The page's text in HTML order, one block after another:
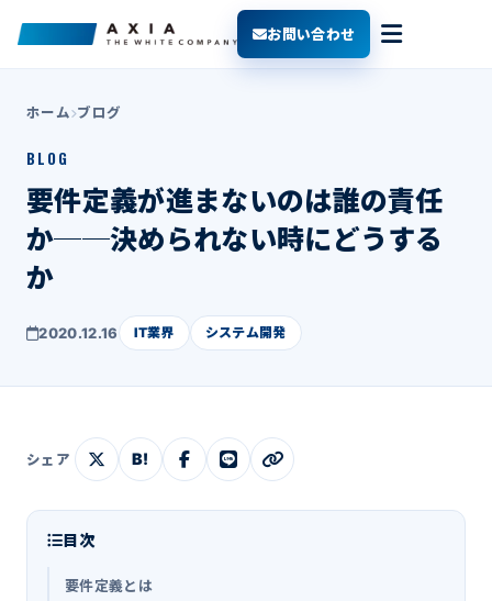
お問い合わせ
ホーム ブログ
BLOG
要件定義が進まないのは誰の責任
か──決められない時にどうする
か
2020.12.16 IT業界 システム開発
シェア B!
目次
要件定義とは